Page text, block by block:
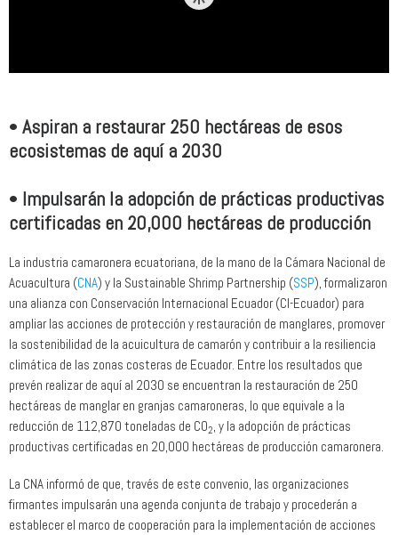
• Aspiran a restaurar 250 hectáreas de esos
ecosistemas de aquí a 2030
• Impulsarán la adopción de prácticas productivas
certificadas en 20,000 hectáreas de producción
La industria camaronera ecuatoriana, de la mano de la Cámara Nacional de
Acuacultura (CNA) y la Sustainable Shrimp Partnership (SSP), formalizaron
una alianza con Conservación Internacional Ecuador (CI-Ecuador) para
ampliar las acciones de protección y restauración de manglares, promover
la sostenibilidad de la acuicultura de camarón y contribuir a la resiliencia
climática de las zonas costeras de Ecuador. Entre los resultados que
prevén realizar de aquí al 2030 se encuentran la restauración de 250
hectáreas de manglar en granjas camaroneras, lo que equivale a la
reducción de 112,870 toneladas de CO2, y la adopción de prácticas
productivas certificadas en 20,000 hectáreas de producción camaronera.
La CNA informó de que, través de este convenio, las organizaciones
firmantes impulsarán una agenda conjunta de trabajo y procederán a
establecer el marco de cooperación para la implementación de acciones